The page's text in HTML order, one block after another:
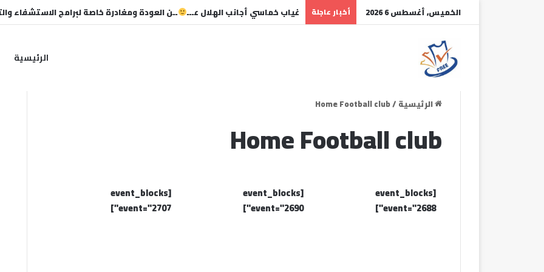
الخميس, أغسطس 6 2026 أخبار عاجلة نونيز يقترب من خطوة جديدة بموافقة الهلال
الرئيسية
الرئيسية /
Home Football club
Home Football club
[event_blocks
event="2688"]
[event_blocks
event="2690"]
[event_blocks
event="2707"]